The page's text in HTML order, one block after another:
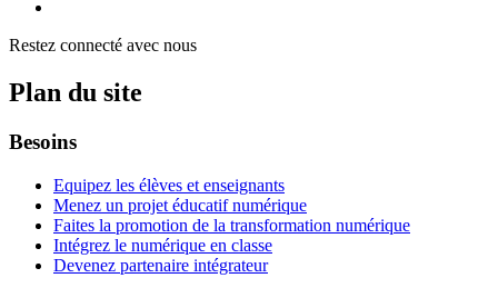
Restez connecté avec nous
Plan du site
Besoins
Equipez les élèves et enseignants
Menez un projet éducatif numérique
Faites la promotion de la transformation numérique
Intégrez le numérique en classe
Devenez partenaire intégrateur